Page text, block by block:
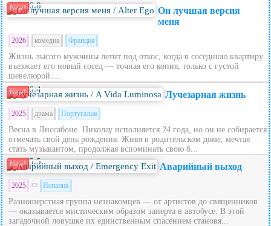
New! 6.8
Он лучшая версия
меня
2026 комедия Франция
Жизнь лысого мужчины летит под откос, когда в соседнюю квартиру
въезжает его новый сосед — точная его копия, только с густой
шевелюрой....
New! 6.4 Лучезарная жизнь
2025 драма Португалия
Весна в Лиссабоне. Николау исполняется 24 года, но он не собирается
отмечать свой день рождения. Живя в родительском доме, мечтая
стать музыкантом, продолжая вспоминать свою б...
New! 5.5 Аварийный выход
2025 Испания
Разношерстная группа незнакомцев — от артистов до священников
— оказывается мистическим образом заперта в автобусе. В этой
загадочной ловушке их единственным спасением становя...